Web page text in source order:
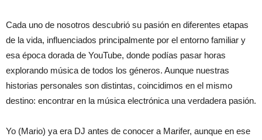
Cada uno de nosotros descubrió su pasión en diferentes etapas
de la vida, influenciados principalmente por el entorno familiar y
esa época dorada de YouTube, donde podías pasar horas
explorando música de todos los géneros. Aunque nuestras
historias personales son distintas, coincidimos en el mismo
destino: encontrar en la música electrónica una verdadera pasión.
Yo (Mario) ya era DJ antes de conocer a Marifer, aunque en ese